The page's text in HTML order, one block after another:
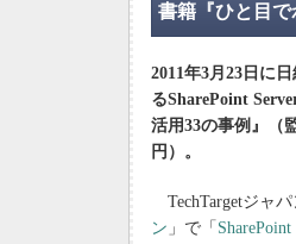
書籍『ひと目で
2011年3月23日に
るSharePoint
活用33の事例』（
円）。
TechTargetジャ
ン 」で「